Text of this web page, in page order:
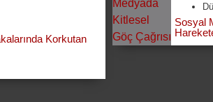
Korkutan
Sosyal